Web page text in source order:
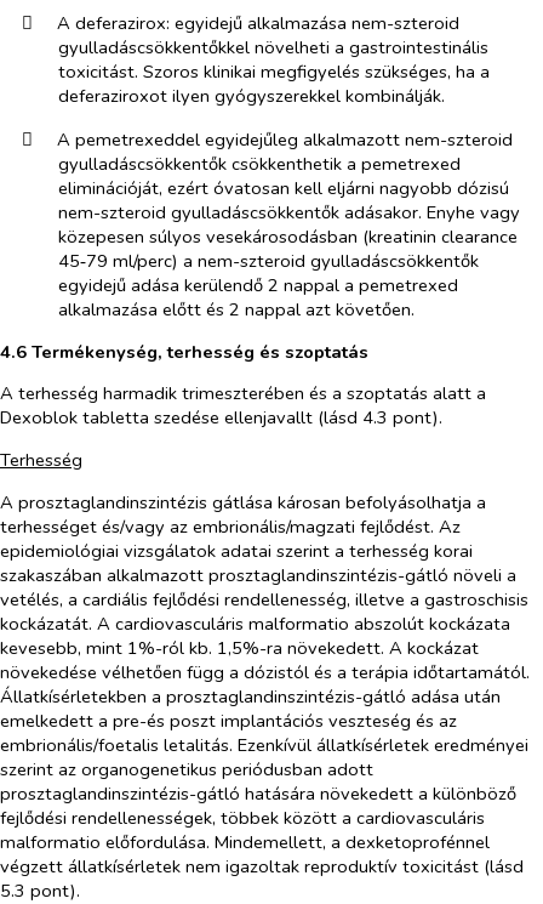
​
A deferazirox: egyidejű alkalmazása nem-szteroid
gyulladáscsökkentőkkel növelheti a gastrointestinális
toxicitást. Szoros klinikai megfigyelés szükséges, ha a
deferaziroxot ilyen gyógyszerekkel kombinálják.
​
A pemetrexeddelegyidejűleg alkalmazott nem-szteroid
gyulladáscsökkentők csökkenthetik a pemetrexed
eliminációját, ezért óvatosan kell eljárni nagyobb dózisú
nem-szteroid gyulladáscsök​kentők adásakor. Enyhe vagy
közepesen súlyos vesekárosodásban (kreatinin clearance
45‑79 ml/perc) a nem-szteroid gyulladáscsökkentők
egyidejű adása kerülendő 2 nappal a pemetrexed
alkalmazása előtt és 2 nappal azt követően.
4.6 Termékenység, terhesség és szoptatás
A terhesség harmadik trimeszterében és a szoptatás alatt a
Dexoblok tabletta szedése ellenjavallt (lásd 4.3 pont).
Terhesség
A prosztaglandinszintézis gátlása károsan befolyásolhatja a
terhességet és/vagy az embrionális/magzati fejlődést. Az
epidemiológiai vizsgálatok adatai szerint a terhesség korai
szakaszában alkalmazott prosztaglandinszintézis-gátló növeli a
vetélés, a cardiális fejlődési rendellenesség, illetve a gastroschisis
kockázatát. A cardiovasculáris malformatio abszolút kockázata
kevesebb, mint 1%-ról kb. 1,5%-ra növekedett. A kockázat
növekedése vélhetően függ a dózistól és a terápia időtartamától.
Állatkísérletekben a prosztaglandinszintézis-gátló adása után
emelkedett a pre-és poszt implantációs veszteség és az
embrionális/foetalis letalitás. Ezenkívül állatkísérletek eredményei
szerint az organogenetikus periódusban adott
prosztaglandinszintézis-gátló hatására növekedett a különböző
fejlődési rendellenességek, többek között a cardiovasculáris
malformatio előfordulása. Mindemellett, a dexketoprofénnel
végzett állatkísérletek nem igazoltak reproduktív toxicitást (lásd
5.3 pont).